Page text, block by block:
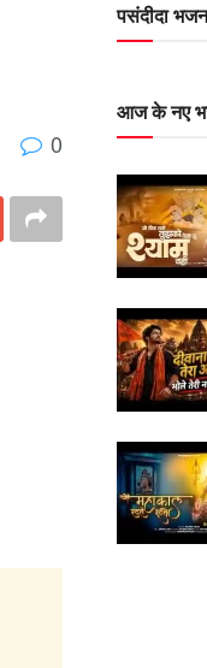
0
पसंदीदा
आज के नए